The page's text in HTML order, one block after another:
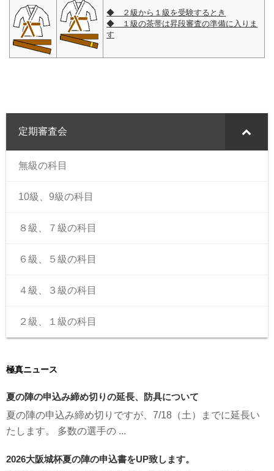
◆ ２級から１級を受験するとき
◆ １級の茶帯は昇段審査の準備に入りま
す
定期審査会
無級の科目
10級、9級の科目
８級、７級の科目
６級、５級の科目
４級、３級の科目
２級、１級の科目
極真ニュース
夏の陣の申込み締め切りの延長、防具について
夏の陣の申込み締め切りですが、7/18（土）までに延長い
たします。 多数の選手の ...
2026大阪城杯夏の陣の申込書をUP致します。